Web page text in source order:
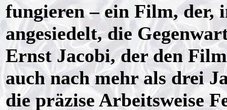
fungieren – ein Film, der,
angesiedelt, die
Ernst Jacobi, der den
auch nach mehr als drei
die präzise Arbeitsweise